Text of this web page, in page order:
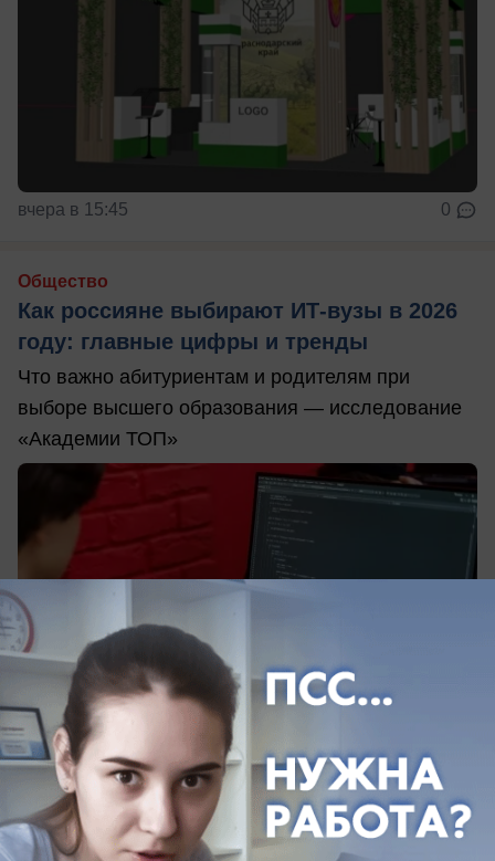
вчера в 15:45 0
Общество
Как россияне выбирают ИТ-вузы в 2026
году: главные цифры и тренды
Что важно абитуриентам и родителям при
выборе высшего образования — исследование
«Академии ТОП»
вчера в 15:00 0